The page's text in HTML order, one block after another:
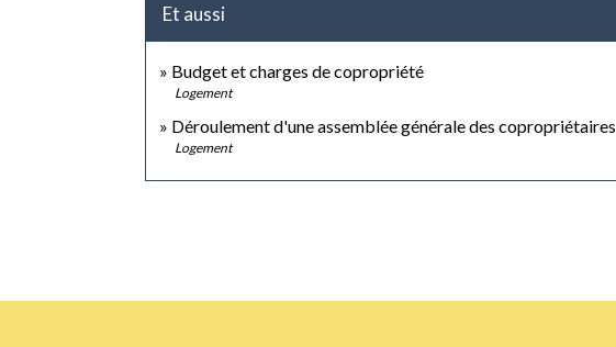
Et aussi
Budget et charges de copropriété
Logement
Déroulement d'une assemblée générale des copropriétaires
Logement